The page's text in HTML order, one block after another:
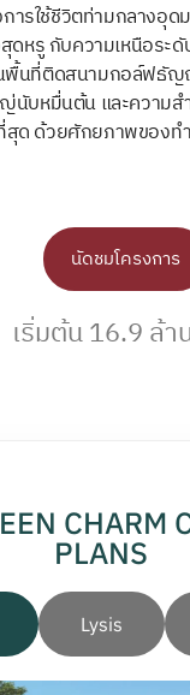
ารใช้ชีวิตท่ามกลางอุ
ดหรู กับความเหนือระ
พื้นที่ติดสนามกอล์ฟธัญ
นับหมื่นต้น และความส
สุด ด้วยศักยภาพของท
นัดชมโครงการ
เริ่มต้น 16.9 ล้า
CHARM
PLANS
Lysis